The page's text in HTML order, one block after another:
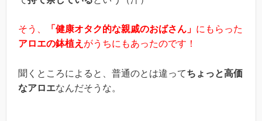
そう、 「健康オタク的な親戚のおばさん」 にもらった
アロエの鉢植え がうちにもあったのです！
聞くところによると、普通のとは違ってちょっと高価
なアロエなんだそうな。